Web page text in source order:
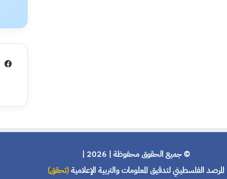
© جميع الحقوق محفوظة | 2026 |
المرصد الفلسطيني لتدقيق المعلومات والتربية الإعلامية(تحقق)